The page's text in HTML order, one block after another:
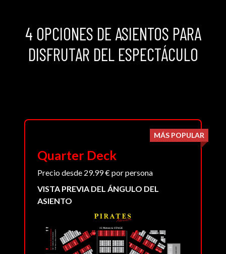
4 OPCIONES DE ASIENTOS PARA
DISFRUTAR DEL ESPECTÁCULO
MÁS POPULAR
Quarter Deck
Precio desde 29.99 € por persona
VISTA PREVIA DEL ÁNGULO DEL
ASIENTO